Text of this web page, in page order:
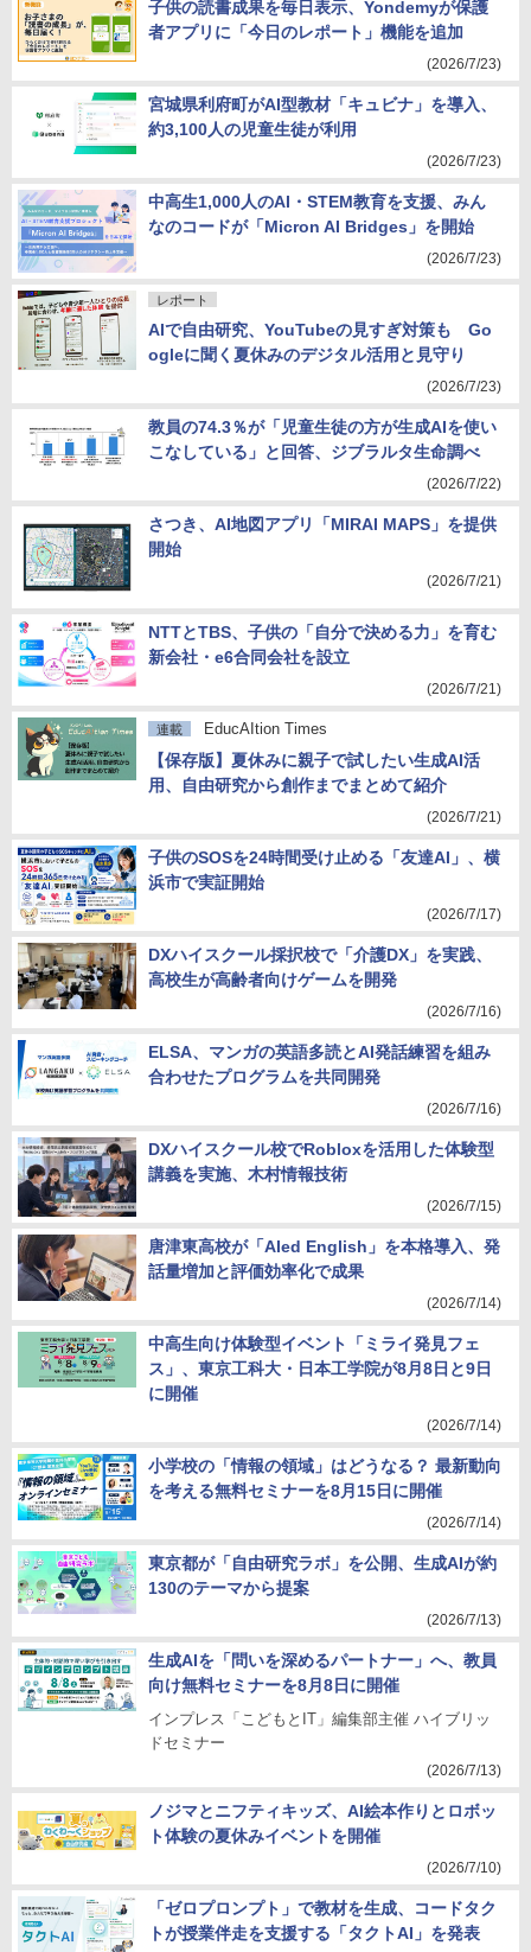
子供の読書成果を毎日表示、Yondemyが保護
者アプリに「今日のレポート」機能を追加
(2026/7/23)
宮城県利府町がAI型教材「キュビナ」を導入、
約3,100人の児童生徒が利用
(2026/7/23)
中高生1,000人のAI・STEM教育を支援、みん
なのコードが「Micron AI Bridges」を開始
(2026/7/23)
レポート
AIで自由研究、YouTubeの見すぎ対策も Go
ogleに聞く夏休みのデジタル活用と見守り
(2026/7/23)
教員の74.3％が「児童生徒の方が生成AIを使い
こなしている」と回答、ジブラルタ生命調べ
(2026/7/22)
さつき、AI地図アプリ「MIRAI MAPS」を提供
開始
(2026/7/21)
NTTとTBS、子供の「自分で決める力」を育む
新会社・e6合同会社を設立
(2026/7/21)
連載 EducAItion Times
【保存版】夏休みに親子で試したい生成AI活
用、自由研究から創作までまとめて紹介
(2026/7/21)
子供のSOSを24時間受け止める「友達AI」、横
浜市で実証開始
(2026/7/17)
DXハイスクール採択校で「介護DX」を実践、
高校生が高齢者向けゲームを開発
(2026/7/16)
ELSA、マンガの英語多読とAI発話練習を組み
合わせたプログラムを共同開発
(2026/7/16)
DXハイスクール校でRobloxを活用した体験型
講義を実施、木村情報技術
(2026/7/15)
唐津東高校が「AIed English」を本格導入、発
話量増加と評価効率化で成果
(2026/7/14)
中高生向け体験型イベント「ミライ発見フェ
ス」、東京工科大・日本工学院が8月8日と9日
に開催
(2026/7/14)
小学校の「情報の領域」はどうなる？ 最新動向
を考える無料セミナーを8月15日に開催
(2026/7/14)
東京都が「自由研究ラボ」を公開、生成AIが約
130のテーマから提案
(2026/7/13)
生成AIを「問いを深めるパートナー」へ、教員
向け無料セミナーを8月8日に開催
インプレス「こどもとIT」編集部主催 ハイブリッ
ドセミナー
(2026/7/13)
ノジマとニフティキッズ、AI絵本作りとロボッ
ト体験の夏休みイベントを開催
(2026/7/10)
「ゼロプロンプト」で教材を生成、コードタク
トが授業伴走を支援する「タクトAI」を発表